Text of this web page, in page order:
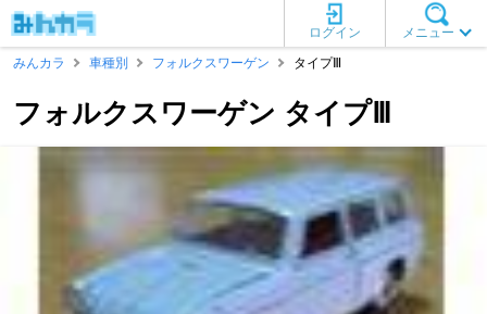
メニュー
ログイン
みんカラ
車種別 フォルクスワーゲン タイプⅢ
フォルクスワーゲン タイプⅢ